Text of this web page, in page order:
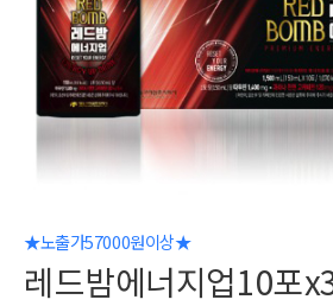
★노출가57000원이상★
레드밤에너지업10포